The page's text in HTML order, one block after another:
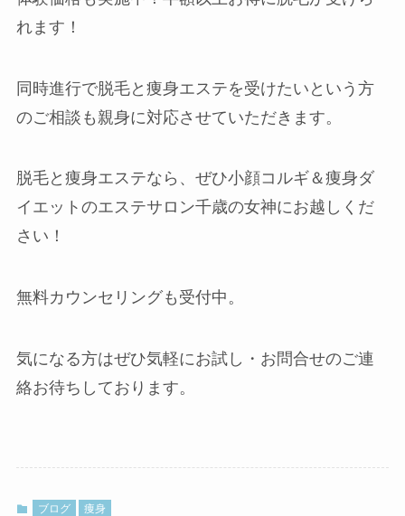
れます！
同時進行で脱毛と痩身エステを受けたいという方
のご相談も親身に対応させていただきます。
脱毛と痩身エステなら、ぜひ小顔コルギ＆痩身ダ
イエットのエステサロン千歳の女神にお越しくだ
さい！
無料カウンセリングも受付中。
気になる方はぜひ気軽にお試し・お問合せのご連
絡お待ちしております。
ブログ 痩身